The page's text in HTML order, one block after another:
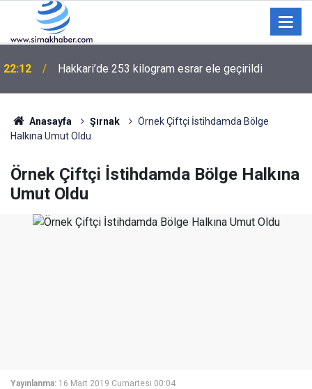
21:02
Ölümüyle İlgili Tutuklama
Anasayfa Şırnak
Örnek Çiftçi İstihdamda Bölge
Halkına Umut Oldu
Örnek Çiftçi İstihdamda Bölge Halkına
Umut Oldu
Yayınlanma: 16 Mart 2019 Cumartesi 00:04